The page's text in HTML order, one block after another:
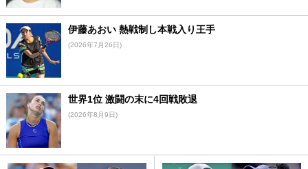
伊藤あおい 熱戦制し本戦入り王手
(2026年7月26日)
世界1位 激闘の末に4回戦敗退
(2026年8月9日)